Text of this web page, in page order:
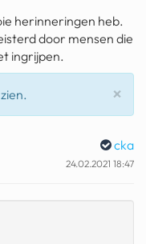
herinneringen heb.
door mensen die
ingrijpen.
×
cka
24.02.2021 18:47